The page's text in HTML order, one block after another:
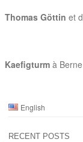
Thomas Göttin et
Kaefigturm à Berne
English
RECENT POSTS